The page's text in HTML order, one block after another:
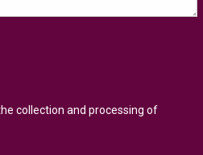
collection and processing of